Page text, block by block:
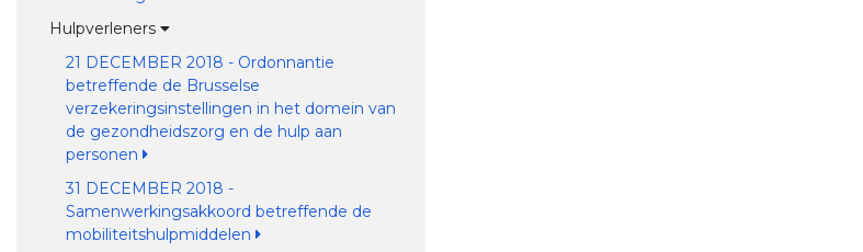
Hulpverleners
21 DECEMBER 2018 - Ordonnantie
betreffende de Brusselse
verzekeringsinstellingen in het domein van
de gezondheidszorg en de hulp aan
personen
31 DECEMBER 2018 -
Samenwerkingsakkoord betreffende de
mobiliteitshulpmiddelen